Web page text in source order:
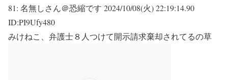
81: 名無しさん＠恐縮です 2024/10/08(火) 22:19:14.90
ID:PI9Ufy480
みけねこ、弁護士８人つけて開示請求棄却されてるの草